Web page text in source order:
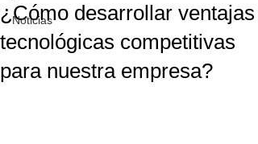
Noticias
¿Cómo desarrollar ventajas
tecnológicas competitivas
para nuestra empresa?